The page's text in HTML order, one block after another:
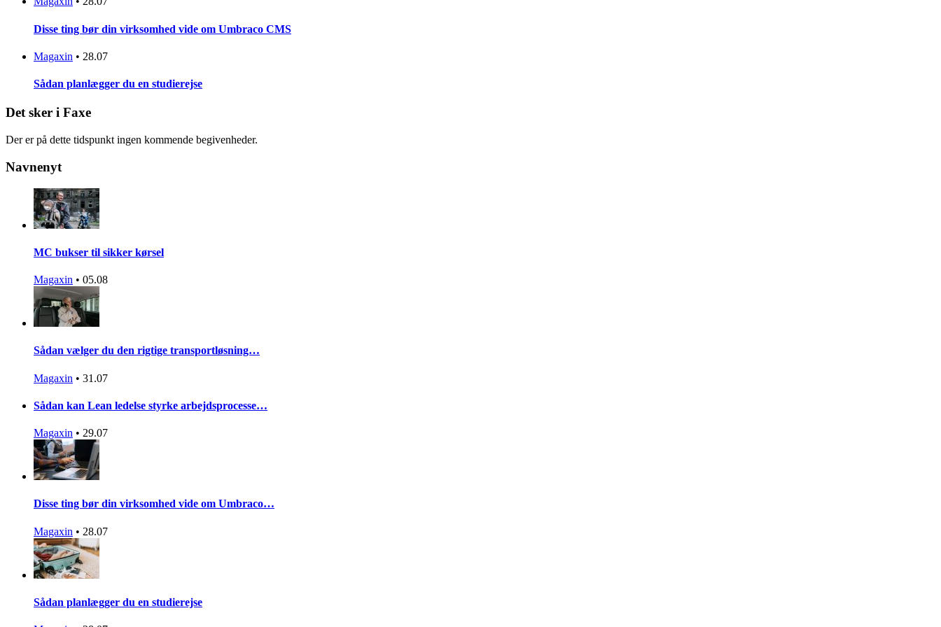
Disse ting bør din virksomhed vide om Umbraco CMS
Magaxin • 28.07
Sådan planlægger du en studierejse
Det sker i Faxe
Der er på dette tidspunkt ingen kommende begivenheder.
Navnenyt
MC bukser til sikker kørsel
Magaxin • 05.08
Sådan vælger du den rigtige transportløsning…
Magaxin • 31.07
Sådan kan Lean ledelse styrke arbejdsprocesse…
Magaxin • 29.07
Disse ting bør din virksomhed vide om Umbraco…
Magaxin • 28.07
Sådan planlægger du en studierejse